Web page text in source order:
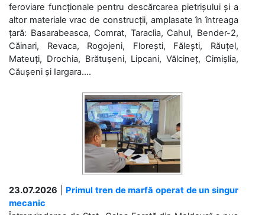
feroviare funcționale pentru descărcarea pietrișului și a
altor materiale vrac de construcții, amplasate în întreaga
țară: Basarabeasca, Comrat, Taraclia, Cahul, Bender-2,
Căinari, Revaca, Rogojeni, Florești, Fălești, Răuțel,
Mateuți, Drochia, Brătușeni, Lipcani, Vălcineț, Cimișlia,
Căușeni și Iargara....
23.07.2026
Primul tren de marfă operat de un singur
mecanic